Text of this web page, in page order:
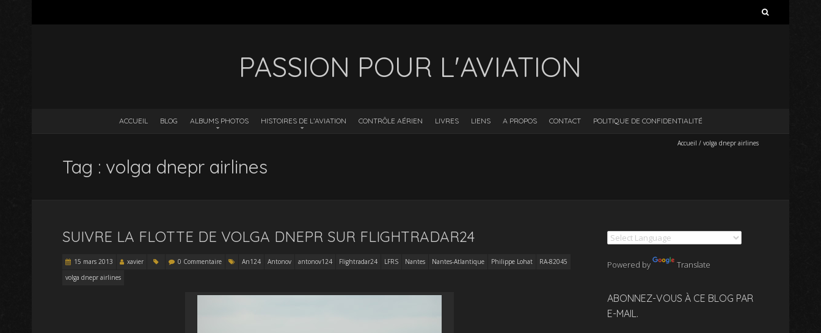
PASSION POUR L'AVIATION
ACCUEIL BLOG ALBUMS PHOTOS HISTOIRES DE L’AVIATION CONTRÔLE AÉRIEN LIVRES LIENS A PROPOS CONTACT POLITIQUE DE CONFIDENTIALITÉ
Accueil /volga dnepr airlines
Tag : volga dnepr airlines
SUIVRE LA FLOTTE DE VOLGA DNEPR SUR FLIGHTRADAR24
15 mars 2013 xavier 0 Commentaire An124 Antonov antonov124 Flightradar24 LFRS Nantes Nantes-Atlantique Philippe Lohat
RA-82045
volga dnepr airlines
Powered by Translate
ABONNEZ-VOUS À CE BLOG PAR
E-MAIL.